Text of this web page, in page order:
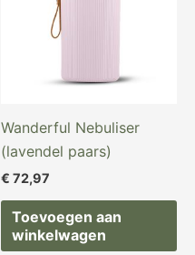
Wanderful Nebuliser
(lavendel paars)
€ 72,97
Toevoegen aan
winkelwagen